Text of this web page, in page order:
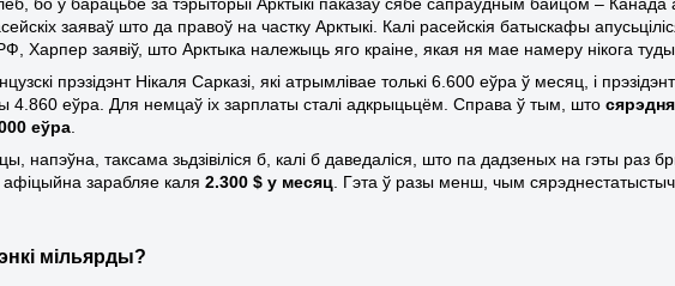
заяваў што да правоў на частку Арктыкі. Калі расейскія батыскафы
Харпер заявіў, што Арктыка належыць яго краіне, якая ня мае намеру нікога туды
прэзідэнт Нікаля Сарказі, які атрымлівае толькі 6.600 еўра ў месяц, і
4.860 еўра. Для немцаў іх зарплаты сталі адкрыцьцём. Справа ў тым, што
еўра
напэўна, таксама зьдзівіліся б, калі б даведаліся, што па дадзеных на гэты раз
зарабляе каля2.300 $ у месяц . Гэта ў разы менш, чым
мільярды?